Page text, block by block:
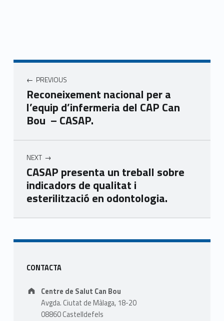
Navegació d'entrades
PREVIOUS
Reconeixement nacional per a
l’equip d’infermeria del CAP Can
Bou – CASAP.
NEXT
CASAP presenta un treball sobre
indicadors de qualitat i
esterilització en odontologia.
Skip back to main navigation
Sidebar
CONTACTA
Address:
Centre de Salut Can Bou
Avgda. Ciutat de Màlaga, 18-20
08860 Castelldefels